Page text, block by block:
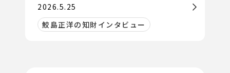
2026.5.25
鮫島正洋の知財インタビュー